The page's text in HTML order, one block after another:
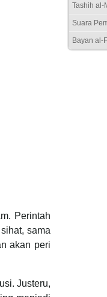
Perintah
sama
akan peri
Justeru,
Tashih al-
Suara
Bayan al-